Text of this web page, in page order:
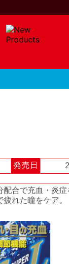
店頭観察
54 次
発売日
配合で充血・炎
れた瞳をケア。